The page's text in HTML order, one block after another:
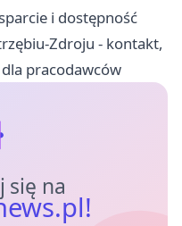
i dostępność
Zdroju - kontakt,
pracodawców
się na